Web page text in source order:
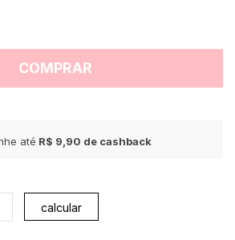
COMPRAR
até R$ 9,90 de cashback
calcular